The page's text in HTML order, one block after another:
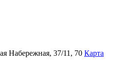
Набережная, 37/11, 70 Карта